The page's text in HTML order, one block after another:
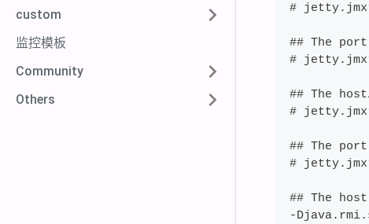
custom
监控模板
Community
Others
#
## The
#
## The
#
## The
#
## The
-